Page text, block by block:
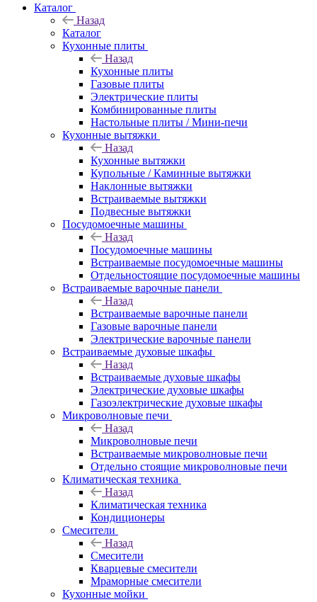
Каталог
Назад
Каталог
Кухонные плиты
Назад
Кухонные плиты
Газовые плиты
Электрические плиты
Комбинированные плиты
Настольные плиты / Мини-печи
Кухонные вытяжки
Назад
Кухонные вытяжки
Купольные / Каминные вытяжки
Наклонные вытяжки
Встраиваемые вытяжки
Подвесные вытяжки
Посудомоечные машины
Назад
Посудомоечные машины
Встраиваемые посудомоечные машины
Отдельностоящие посудомоечные машины
Встраиваемые варочные панели
Назад
Встраиваемые варочные панели
Газовые варочные панели
Электрические варочные панели
Встраиваемые духовые шкафы
Назад
Встраиваемые духовые шкафы
Электрические духовые шкафы
Газоэлектрические духовые шкафы
Микроволновые печи
Назад
Микроволновые печи
Встраиваемые микроволновые печи
Отдельно стоящие микроволновые печи
Климатическая техника
Назад
Климатическая техника
Кондиционеры
Смесители
Назад
Смесители
Кварцевые смесители
Мраморные смесители
Кухонные мойки